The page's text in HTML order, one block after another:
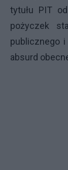
tytułu PIT
pożyczek
publicznego
absurd